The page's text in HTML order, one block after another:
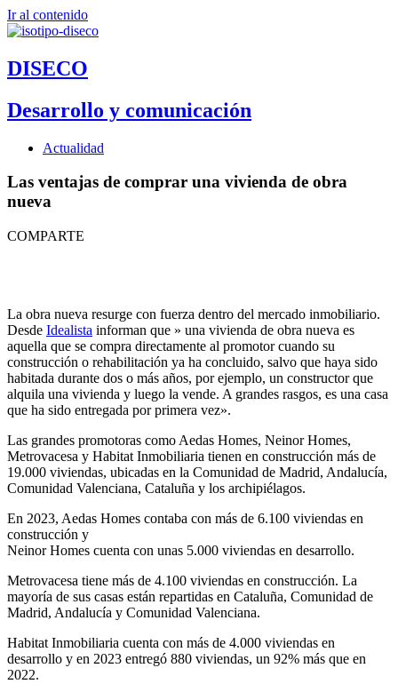
Ir al contenido
DISECO
Desarrollo y comunicación
Actualidad
Las ventajas de comprar una vivienda de obra
nueva
COMPARTE
La obra nueva resurge con fuerza dentro del mercado inmobiliario.
Desde Idealista informan que » una vivienda de obra nueva es
aquella que se compra directamente al promotor cuando su
construcción o rehabilitación ya ha concluido, salvo que haya sido
habitada durante dos o más años, por ejemplo, un constructor que
alquila una vivienda y luego la vende. A grandes rasgos, es una casa
que ha sido entregada por primera vez».
Las grandes promotoras como Aedas Homes, Neinor Homes,
Metrovacesa y Habitat Inmobiliaria tienen en construcción más de
19.000 viviendas, ubicadas en la Comunidad de Madrid, Andalucía,
Comunidad Valenciana, Cataluña y los archipiélagos.
En 2023, Aedas Homes contaba con más de 6.100 viviendas en
construcción y
Neinor Homes cuenta con unas 5.000 viviendas en desarrollo.
Metrovacesa tiene más de 4.100 viviendas en construcción. La
mayoría de sus casas están repartidas en Cataluña, Comunidad de
Madrid, Andalucía y Comunidad Valenciana.
Habitat Inmobiliaria cuenta con más de 4.000 viviendas en
desarrollo y en 2023 entregó 880 viviendas, un 92% más que en
2022.